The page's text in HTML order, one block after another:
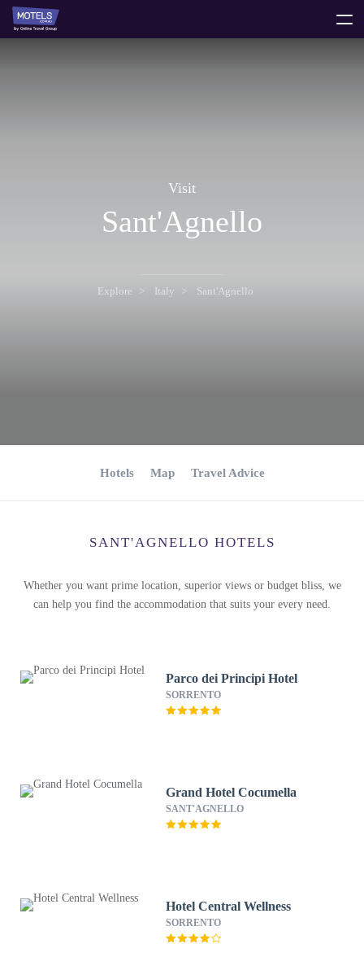
Visit
Sant'Agnello
Explore Italy Sant'Agnello
Hotels Map Travel Advice
SANT'AGNELLO HOTELS
Whether you want prime location, superior views or budget bliss, we
can help you find the accommodation that suits your every need.
Parco dei Principi Hotel
SORRENTO
Grand Hotel Cocumella
SANT'AGNELLO
Hotel Central Wellness
SORRENTO